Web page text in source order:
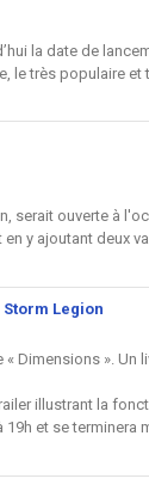
la date de
très populaire et
serait ouverte à
y ajoutant deux
Legion
». Un
illustrant la
et se terminera